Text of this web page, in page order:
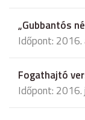
„Gubbantós
Időpont: 2016.
Fogathajtó
Időpont: 2016.